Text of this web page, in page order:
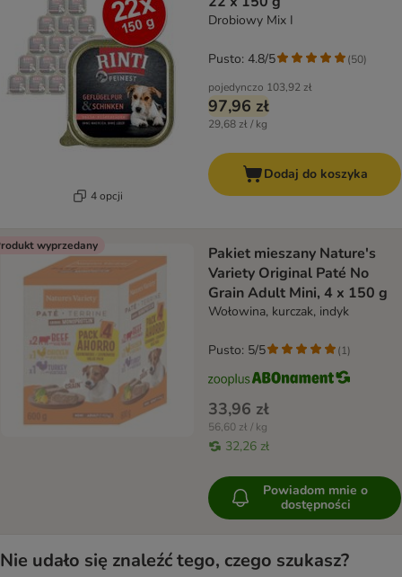
4 opcji
Drobiowy Mix I
pojedynczo 103,92 zł
97,96 zł
29,68 zł / kg
Pusto: 4.8/5 (50)
Dodaj do koszyka
wyprzedany
Pakiet mieszany Nature's
Variety Original Paté No
Grain Adult Mini, 4 x 150 g
Wołowina, kurczak, indyk
33,96 zł
56,60 zł / kg
32,26 zł
Pusto: 5/5 (1)
Powiadom mnie o
dostępności
Nie udało się znaleźć tego, czego szukasz?